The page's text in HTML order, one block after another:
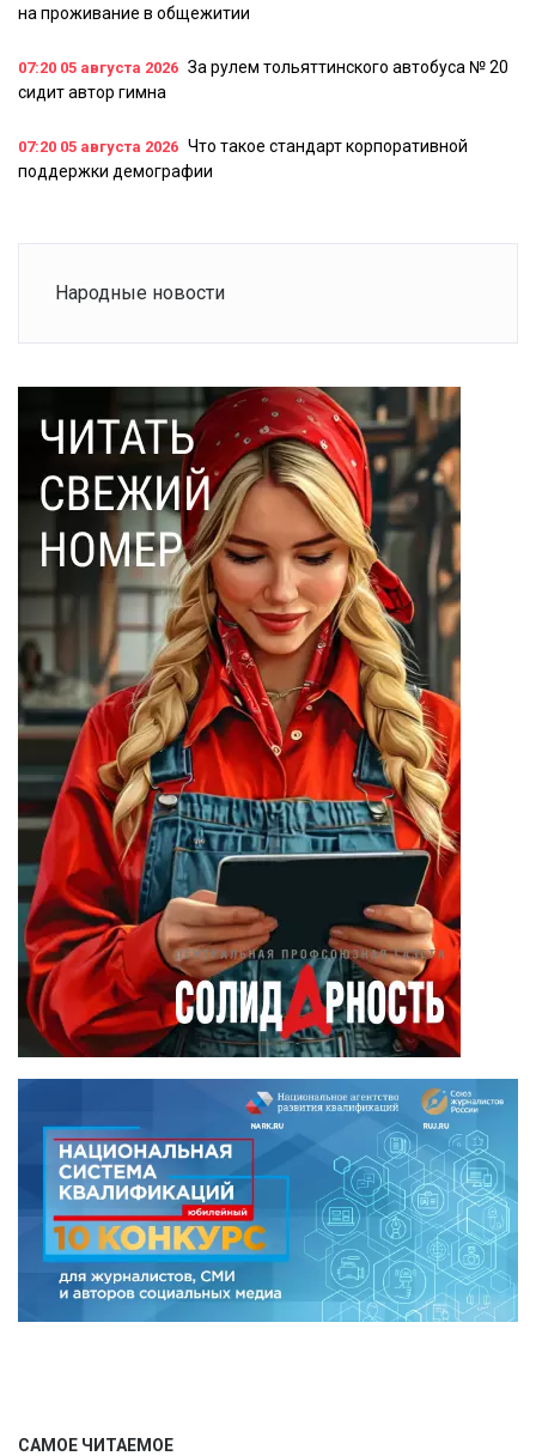
на проживание в общежитии
07:20 05 августа 2026 За рулем тольяттинского автобуса № 20
сидит автор гимна
07:20 05 августа 2026 Что такое стандарт корпоративной
поддержки демографии
Народные новости
САМОЕ ЧИТАЕМОЕ